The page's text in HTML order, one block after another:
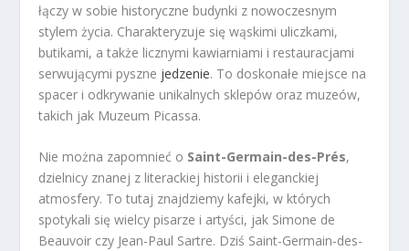
łączy w sobie historyczne budynki z nowoczesnym
stylem życia. Charakteryzuje się wąskimi uliczkami,
butikami, a także licznymi kawiarniami i restauracjami
serwującymi pyszne jedzenie. To doskonałe miejsce na
spacer i odkrywanie unikalnych sklepów oraz muzeów,
takich jak Muzeum Picassa.
Nie można zapomnieć o Saint-Germain-des-Prés,
dzielnicy znanej z literackiej historii i eleganckiej
atmosfery. To tutaj znajdziemy kafejki, w których
spotykali się wielcy pisarze i artyści, jak Simone de
Beauvoir czy Jean-Paul Sartre. Dziś Saint-Germain-des-